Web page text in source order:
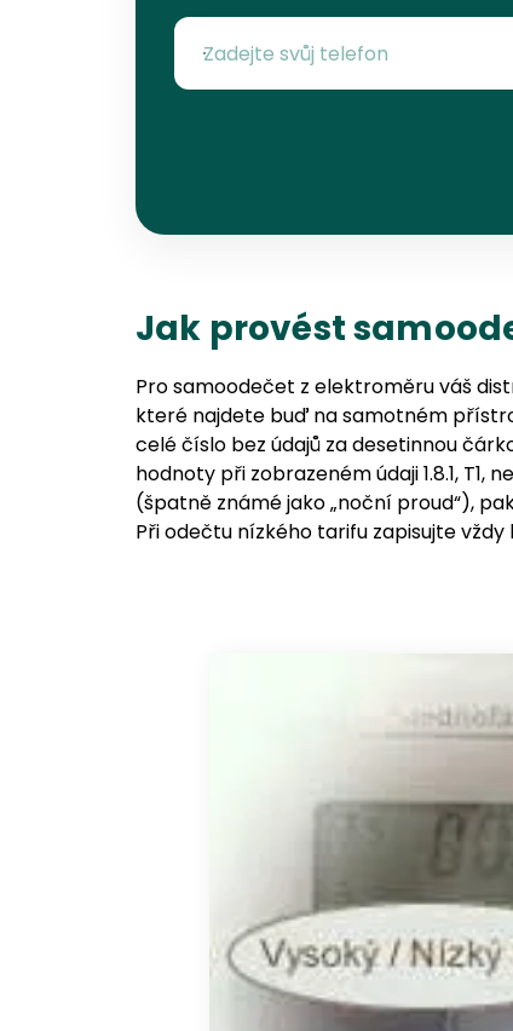
Jak provést
Pro samoodečet z elektroměru váš
které najdete buď na samotném
celé číslo bez údajů za desetinnou
hodnoty při zobrazeném údaji 1.8.1, T1,
(špatně známé jako „noční proud“),
Při odečtu nízkého tarifu zapisujte vždy